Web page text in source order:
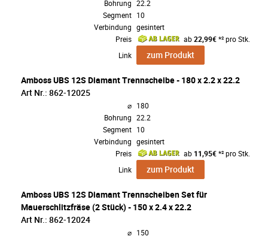
Bohrung 22.2
Segment 10
Verbindung gesintert
Preis
ab22,99€*² pro Stk.
Link
zum Produkt
Amboss UBS 12S Diamant Trennscheibe - 180 x 2.2 x 22.2
Art Nr.: 862-12025
⌀ 180
Bohrung 22.2
Segment 10
Verbindung gesintert
Preis
ab 11,95€*² pro Stk.
Link
zum Produkt
Amboss UBS 12S Diamant Trennscheiben Set für
Mauerschlitzfräse (2 Stück) - 150 x 2.4 x 22.2
Art Nr.: 862-12024
⌀ 150